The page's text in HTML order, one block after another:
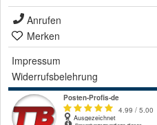
Anrufen
Merken
Impressum
Widerrufsbelehrung